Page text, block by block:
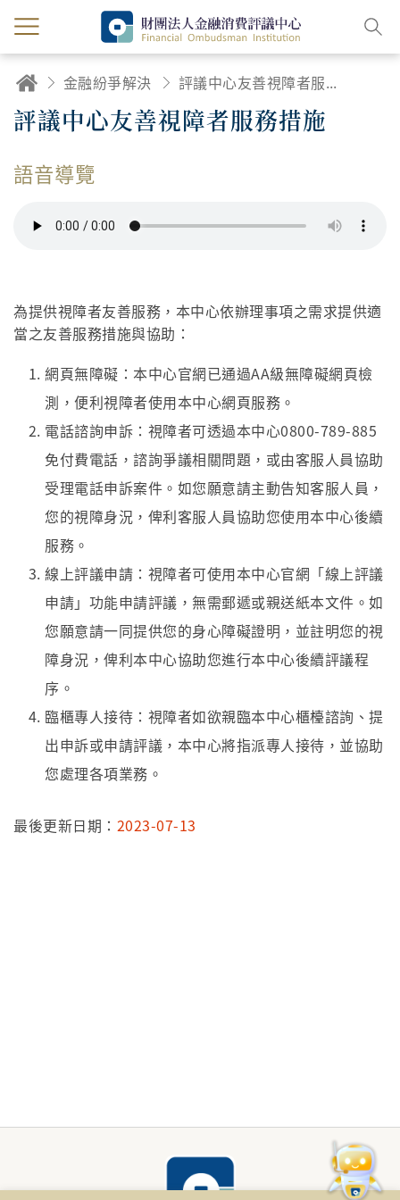
金融紛爭解決 評議中心友善視障者服務措施
評議中心友善視障者服務措施
語音導覽
為提供視障者友善服務，本中心依辦理事項之需求提供適
當之友善服務措施與協助：
網頁無障礙：本中心官網已通過AA級無障礙網頁檢
測，便利視障者使用本中心網頁服務。
電話諮詢申訴：視障者可透過本中心0800-789-885
免付費電話，諮詢爭議相關問題，或由客服人員協助
受理電話申訴案件。如您願意請主動告知客服人員，
您的視障身況，俾利客服人員協助您使用本中心後續
服務。
線上評議申請：視障者可使用本中心官網「線上評議
申請」功能申請評議，無需郵遞或親送紙本文件。如
您願意請一同提供您的身心障礙證明，並註明您的視
障身況，俾利本中心協助您進行本中心後續評議程
序。
臨櫃專人接待：視障者如欲親臨本中心櫃檯諮詢、提
出申訴或申請評議，本中心將指派專人接待，並協助
您處理各項業務。
最後更新日期： 2023-07-13